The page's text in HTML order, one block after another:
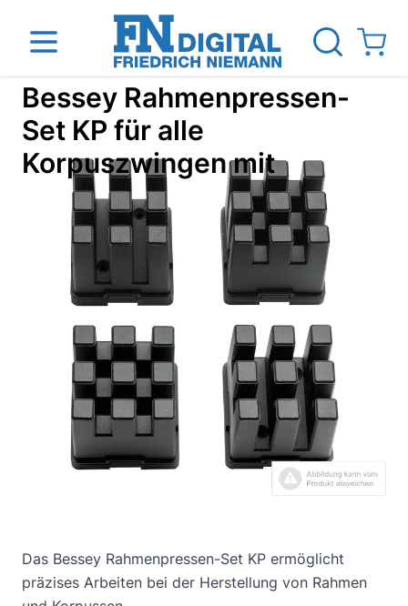
Direkt zum Inhalt
Das Unternehmen Standorte News Blog
View
Bessey Rahmenpressen-
Set KP für alle
Korpuszwingen mit
Das Bessey Rahmenpressen-Set KP ermöglicht
präzises Arbeiten bei der Herstellung von Rahmen